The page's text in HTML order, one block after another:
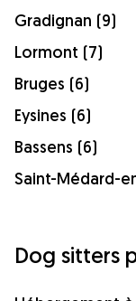
Gradignan (9)
Lormont (7)
Bruges (6)
Eysines (6)
Bassens (6)
Saint-Médard-
Dog sitters